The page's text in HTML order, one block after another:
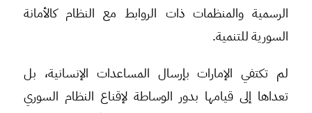
الرسمية والمنظمات ذات الروابط مع النظام كالأمانة
السورية للتنمية.
لم تكتفي الإمارات بإرسال المساعدات الإنسانية، بل
تعداها إلى قيامها بدور الوساطة لإقناع النظام السوري